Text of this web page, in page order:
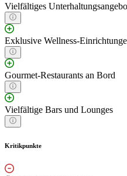
Vielfältiges
Exklusive Wellness-
Gourmet-Restaurants an Bord
Vielfältige Bars und Lounges
Kritikpunkte